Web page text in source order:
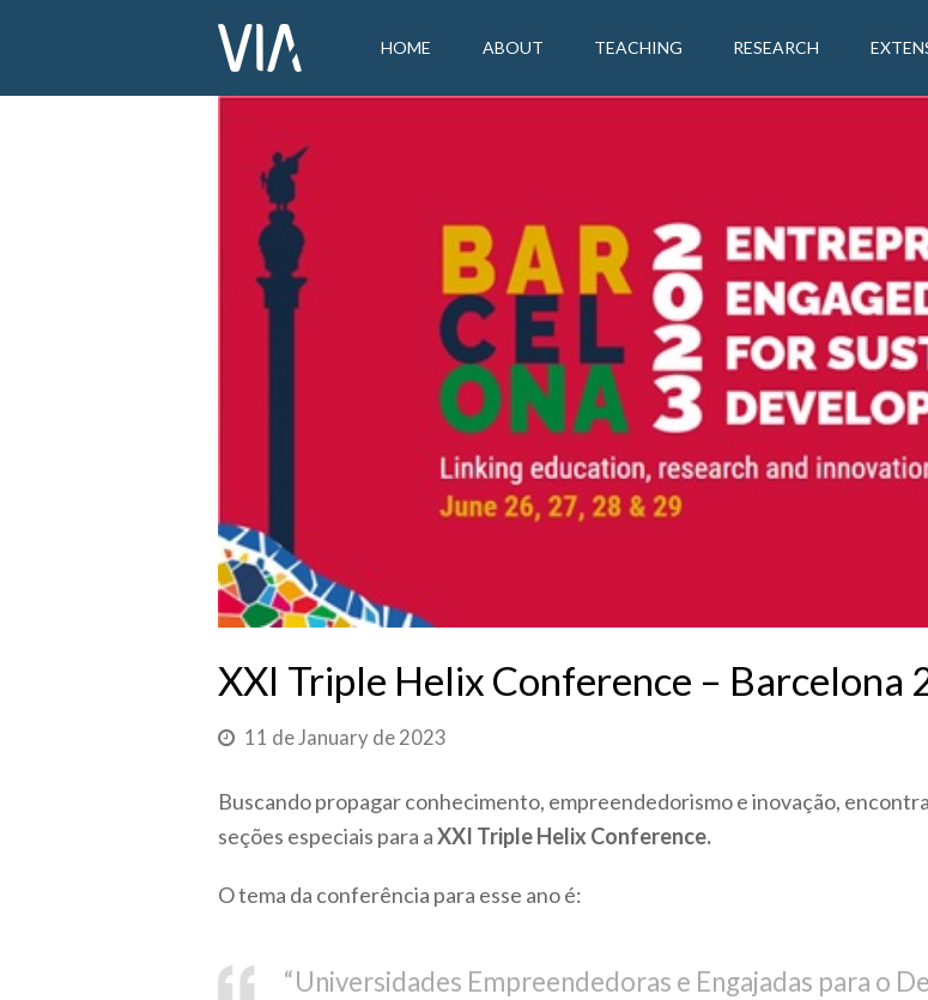
HOME ABOUT TEACHING RESEARCH
XXI Triple Helix Conference – Barcelona
11 de January de 2023
Buscando propagar conhecimento, empreendedorismo e inovação,
seções especiais para aXXI Triple Helix Conference.
O tema da conferência para esse ano é:
“Universidades Empreendedoras e Engajadas para o